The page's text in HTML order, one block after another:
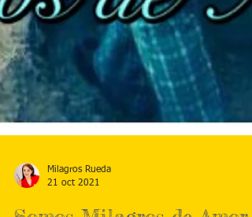
21 oct 2021